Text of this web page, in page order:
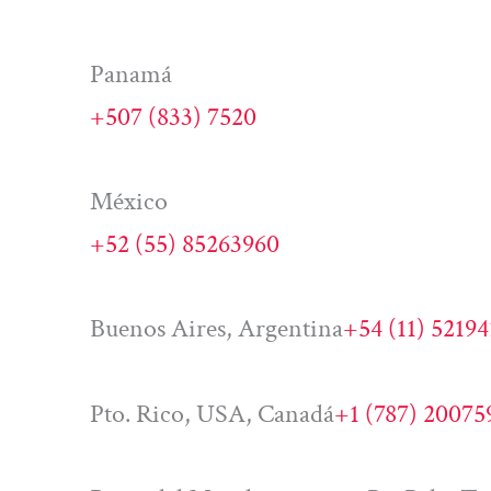
Panamá
+507 (833) 7520
México
+52 (55) 85263960
Buenos Aires, Argentina+54 (11)
Pto. Rico, USA, Canadá+1 (787)